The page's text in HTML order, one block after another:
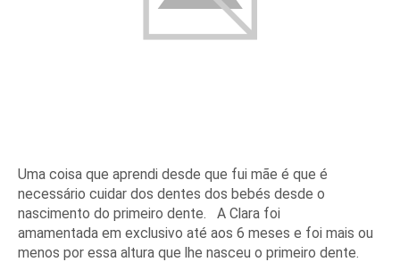
Uma coisa que aprendi desde que fui mãe é que é
necessário cuidar dos dentes dos bebés desde o
nascimento do primeiro dente. A Clara foi
amamentada em exclusivo até aos 6 meses e foi mais ou
menos por essa altura que lhe nasceu o primeiro dente.